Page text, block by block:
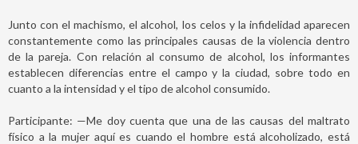
Junto con el machismo, el alcohol, los celos y la infidelidad aparecen
constantemente como las principales causas de la violencia dentro
de la pareja. Con relación al consumo de alcohol, los informantes
establecen diferencias entre el campo y la ciudad, sobre todo en
cuanto a la intensidad y el tipo de alcohol consumido.
Participante: —Me doy cuenta que una de las causas del maltrato
físico a la mujer aquí es cuando el hombre está alcoholizado, está